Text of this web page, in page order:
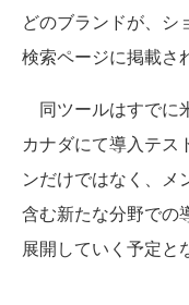
どのブランドが、シ
検索ページに掲載さ
同ツールはすでに
カナダにて導入テス
ンだけではなく、メ
含む新たな分野での
展開していく予定と